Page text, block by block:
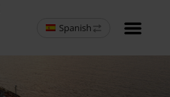
Spanish